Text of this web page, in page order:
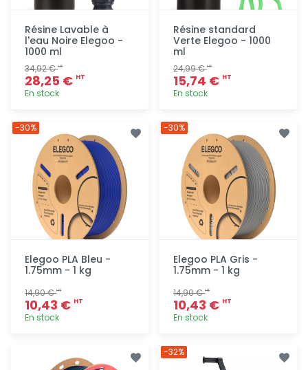
Résine Lavable à
l'eau Noire Elegoo -
1000 ml
34,92 €HT
28,25 € HT
En stock
rapide
Résine standard
Verte Elegoo - 1000
ml
24,99 €HT
15,74 € HT
En stock
rapide
Elegoo PLA Bleu -
1.75mm - 1 kg
14,90 €HT
10,43 € HT
En stock
rapide
-30%
Elegoo PLA Gris -
1.75mm - 1 kg
14,90 €HT
10,43 € HT
En stock
-30%
-32%